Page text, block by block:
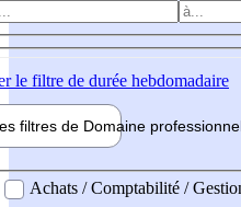
le filtre de durée hebdomadaire
filtres de Domaine pro
professionel
Achats / Comptabilité /